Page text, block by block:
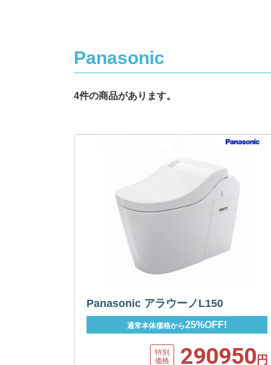
Panasonic
4件の商品があります。
Panasonic アラウーノL150
通常本体価格から25%OFF!
特別
価格
290950 円